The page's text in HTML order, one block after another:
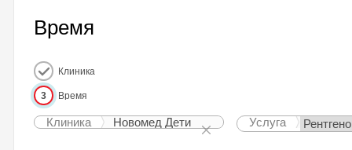
Время
Клиника
3 Время
Клиника Новомед Дети Услуга